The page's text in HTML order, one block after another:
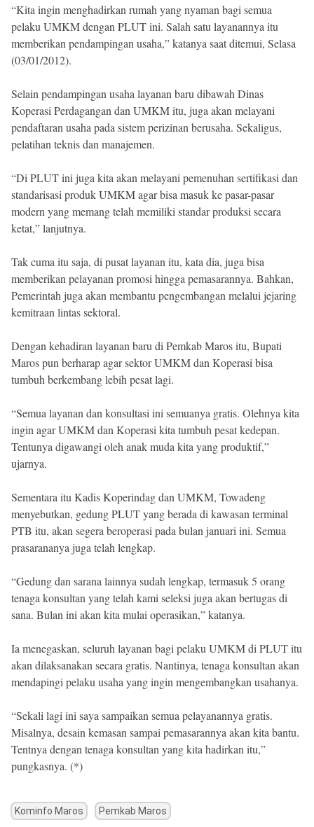
“Kita ingin menghadirkan rumah yang nyaman bagi semua
pelaku UMKM dengan PLUT ini. Salah satu layanannya itu
memberikan pendampingan usaha,” katanya saat ditemui, Selasa
(03/01/2012).
Selain pendampingan usaha layanan baru dibawah Dinas
Koperasi Perdagangan dan UMKM itu, juga akan melayani
pendaftaran usaha pada sistem perizinan berusaha. Sekaligus,
pelatihan teknis dan manajemen.
“Di PLUT ini juga kita akan melayani pemenuhan sertifikasi dan
standarisasi produk UMKM agar bisa masuk ke pasar-pasar
modern yang memang telah memiliki standar produksi secara
ketat,” lanjutnya.
Tak cuma itu saja, di pusat layanan itu, kata dia, juga bisa
memberikan pelayanan promosi hingga pemasarannya. Bahkan,
Pemerintah juga akan membantu pengembangan melalui jejaring
kemitraan lintas sektoral.
Dengan kehadiran layanan baru di Pemkab Maros itu, Bupati
Maros pun berharap agar sektor UMKM dan Koperasi bisa
tumbuh berkembang lebih pesat lagi.
“Semua layanan dan konsultasi ini semuanya gratis. Olehnya kita
ingin agar UMKM dan Koperasi kita tumbuh pesat kedepan.
Tentunya digawangi oleh anak muda kita yang produktif,”
ujarnya.
Sementara itu Kadis Koperindag dan UMKM, Towadeng
menyebutkan, gedung PLUT yang berada di kawasan terminal
PTB itu, akan segera beroperasi pada bulan januari ini. Semua
prasarananya juga telah lengkap.
“Gedung dan sarana lainnya sudah lengkap, termasuk 5 orang
tenaga konsultan yang telah kami seleksi juga akan bertugas di
sana. Bulan ini akan kita mulai operasikan,” katanya.
Ia menegaskan, seluruh layanan bagi pelaku UMKM di PLUT itu
akan dilaksanakan secara gratis. Nantinya, tenaga konsultan akan
mendapingi pelaku usaha yang ingin mengembangkan usahanya.
“Sekali lagi ini saya sampaikan semua pelayanannya gratis.
Misalnya, desain kemasan sampai pemasarannya akan kita bantu.
Tentnya dengan tenaga konsultan yang kita hadirkan itu,”
pungkasnya. (*)
Kominfo Maros Pemkab Maros